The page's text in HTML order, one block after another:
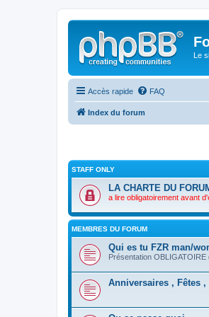
Le
Accès rapide FAQ
Index du forum
STAFF ONLY
LA CHARTE DU
a lire obligatoirement avant
MEMBRES DU FORUM
Qui es tu FZR man/
Présentation OBLIGATOIRE
Anniversaires , Fêtes